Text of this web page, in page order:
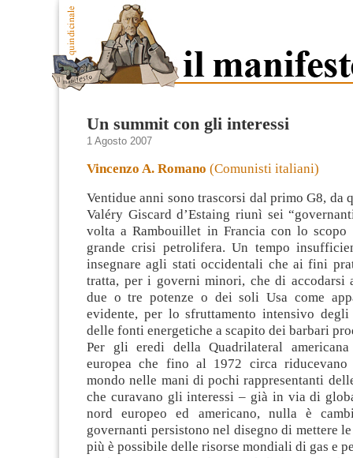
Un summit con gli interessi
1 Agosto 2007
Vincenzo A. Romano (Comunisti italiani)
Ventidue anni sono trascorsi dal primo G8, da
Valéry Giscard d’Estaing riunì sei
volta a Rambouillet in Francia con lo
grande crisi petrolifera. Un tempo
insegnare agli stati occidentali che ai fini
tratta, per i governi minori, che di accodarsi
due o tre potenze o dei soli Usa come
evidente, per lo sfruttamento intensivo
delle fonti energetiche a scapito dei barbari
Per gli eredi della Quadrilateral
europea che fino al 1972 circa
mondo nelle mani di pochi rappresentanti
che curavano gli interessi – già in via di
nord europeo ed americano, nulla è
governanti persistono nel disegno di mettere
più è possibile delle risorse mondiali di gas e